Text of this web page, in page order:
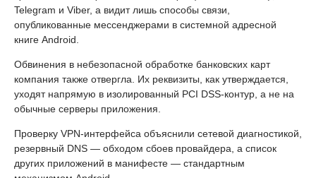
Telegram и Viber, а видит лишь способы связи,
опубликованные мессенджерами в системной адресной
книге Android.
Обвинения в небезопасной обработке банковских карт
компания также отвергла. Их реквизиты, как утверждается,
уходят напрямую в изолированный PCI DSS-контур, а не на
обычные серверы приложения.
Проверку VPN-интерфейса объяснили сетевой диагностикой,
резервный DNS — обходом сбоев провайдера, а список
других приложений в манифесте — стандартным